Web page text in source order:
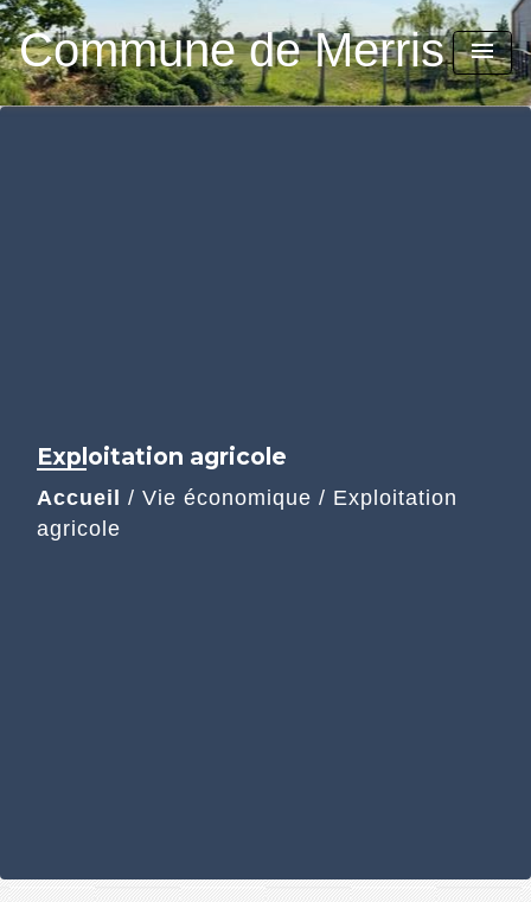
Commune de Merris menu
Exploitation agricole
Accueil / Vie économique / Exploitation
agricole